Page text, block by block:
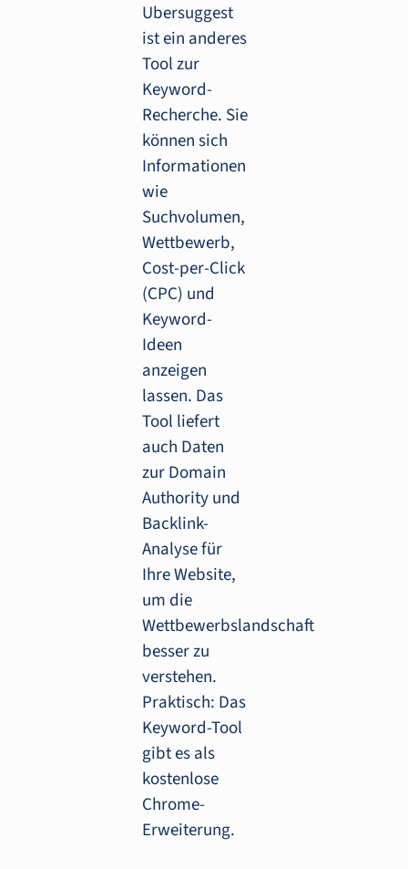
Ubersuggest
ist ein anderes
Tool zur
Keyword-
Recherche. Sie
können sich
Informationen
wie
Suchvolumen,
Wettbewerb,
Cost-per-Click
(CPC) und
Keyword-
Ideen
anzeigen
lassen. Das
Tool liefert
auch Daten
zur Domain
Authority und
Backlink-
Analyse für
Ihre Website,
um die
Wettbewerbslandschaft
besser zu
verstehen.
Praktisch: Das
Keyword-Tool
gibt es als
kostenlose
Chrome-
Erweiterung.